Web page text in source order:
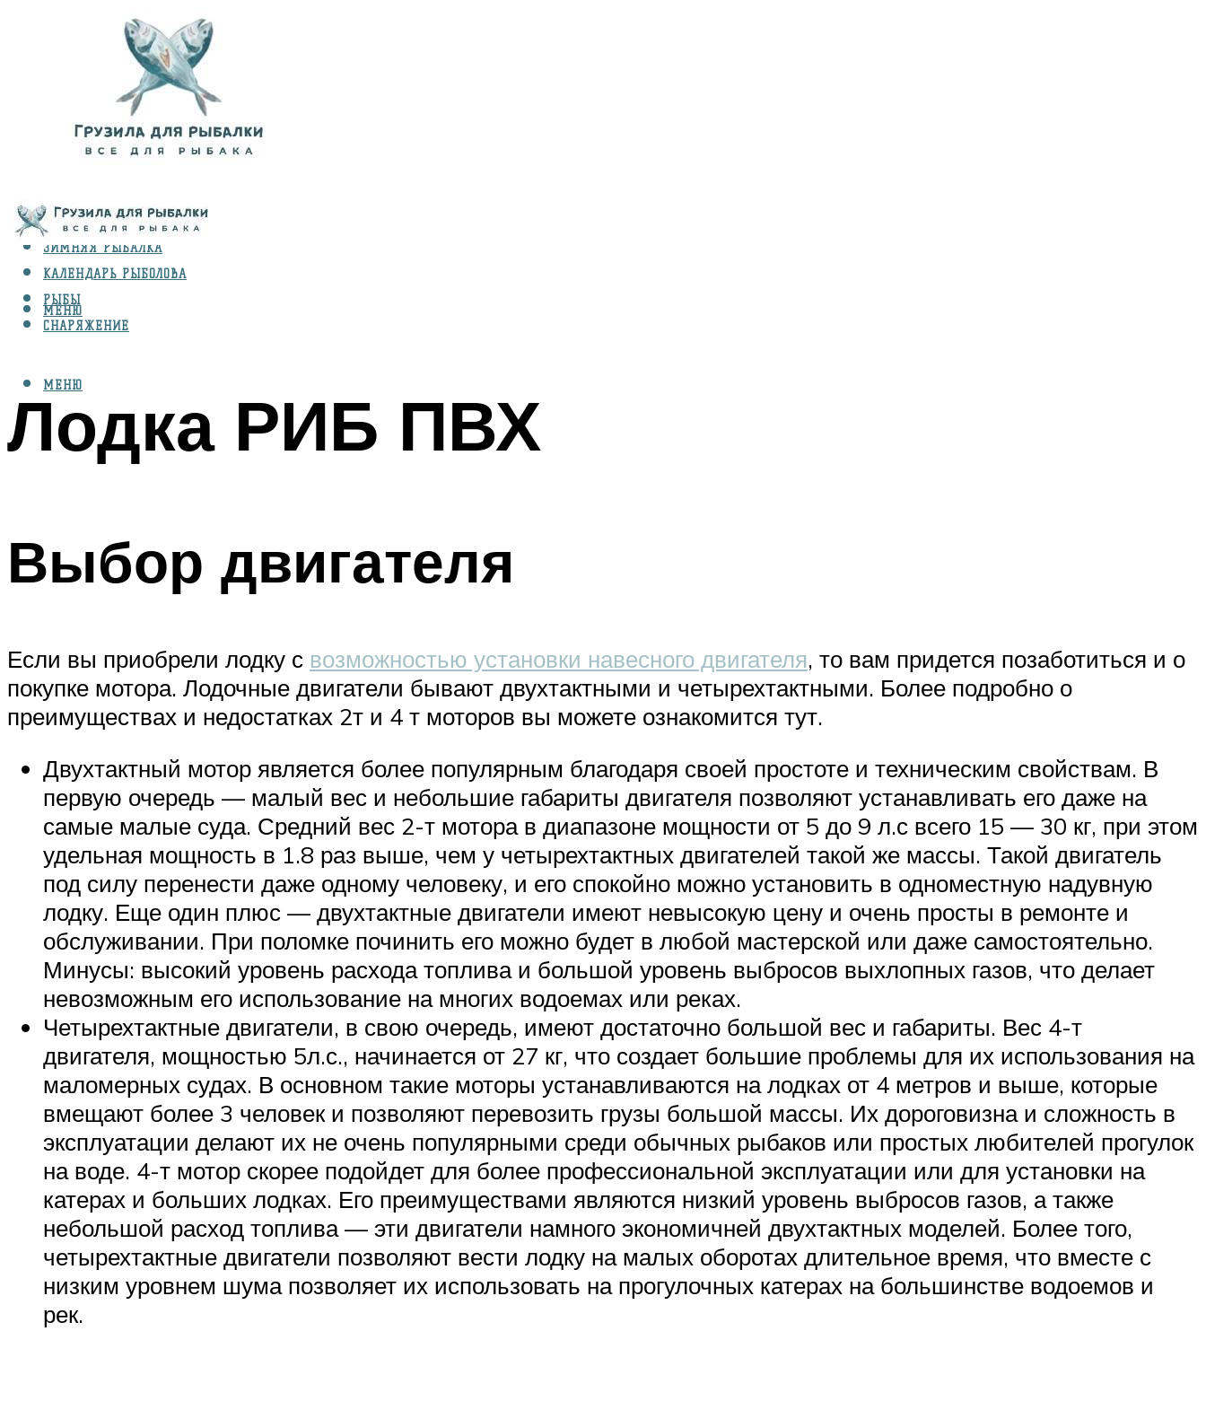
ВИДЫ ЛОВЛИ
ЗИМНЯЯ РЫБАЛКА
КАЛЕНДАРЬ РЫБОЛОВА
РЫБЫ
СНАРЯЖЕНИЕ
МЕНЮ
МЕНЮ
Лодка РИБ ПВХ
Выбор двигателя
Если вы приобрели лодку с возможностью установки навесного двигателя, то вам придется позаботиться и о
покупке мотора. Лодочные двигатели бывают двухтактными и четырехтактными. Более подробно о
преимуществах и недостатках 2т и 4 т моторов вы можете ознакомится тут.
Двухтактный мотор является более популярным благодаря своей простоте и техническим свойствам. В
первую очередь — малый вес и небольшие габариты двигателя позволяют устанавливать его даже на
самые малые суда. Средний вес 2-т мотора в диапазоне мощности от 5 до 9 л.с всего 15 — 30 кг, при этом
удельная мощность в 1.8 раз выше, чем у четырехтактных двигателей такой же массы. Такой двигатель
под силу перенести даже одному человеку, и его спокойно можно установить в одноместную надувную
лодку. Еще один плюс — двухтактные двигатели имеют невысокую цену и очень просты в ремонте и
обслуживании. При поломке починить его можно будет в любой мастерской или даже самостоятельно.
Минусы: высокий уровень расхода топлива и большой уровень выбросов выхлопных газов, что делает
невозможным его использование на многих водоемах или реках.
Четырехтактные двигатели, в свою очередь, имеют достаточно большой вес и габариты. Вес 4-т
двигателя, мощностью 5л.с., начинается от 27 кг, что создает большие проблемы для их использования на
маломерных судах. В основном такие моторы устанавливаются на лодках от 4 метров и выше, которые
вмещают более 3 человек и позволяют перевозить грузы большой массы. Их дороговизна и сложность в
эксплуатации делают их не очень популярными среди обычных рыбаков или простых любителей прогулок
на воде. 4-т мотор скорее подойдет для более профессиональной эксплуатации или для установки на
катерах и больших лодках. Его преимуществами являются низкий уровень выбросов газов, а также
небольшой расход топлива — эти двигатели намного экономичней двухтактных моделей. Более того,
четырехтактные двигатели позволяют вести лодку на малых оборотах длительное время, что вместе с
низким уровнем шума позволяет их использовать на прогулочных катерах на большинстве водоемов и
рек.